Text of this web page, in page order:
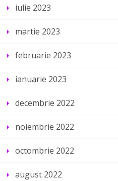
iulie 2023
martie 2023
februarie 2023
ianuarie 2023
decembrie 2022
noiembrie 2022
octombrie 2022
august 2022